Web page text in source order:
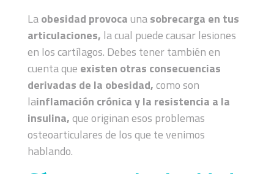
Laobesidad provocaunasobrecarga en tus
articulaciones, la cual puede causar lesiones
en los cartílagos. Debes tener también en
cuenta que existen otras consecuencias
derivadas de la obesidad,como son
lainflamación crónica y la resistencia a la
insulina,que originan esos problemas
osteoarticulares de los que te venimos
hablando.